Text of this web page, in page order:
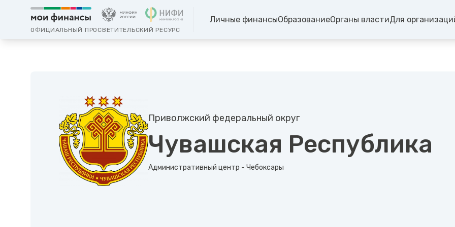
ОФИЦИАЛЬНЫЙ ПРОСВЕТИТЕЛЬСКИЙ РЕСУРС
Личные финансыОбразованиеОрганы властиДля
Приволжский федеральный округ
Чувашская Республика
Административный центр - Чебоксары